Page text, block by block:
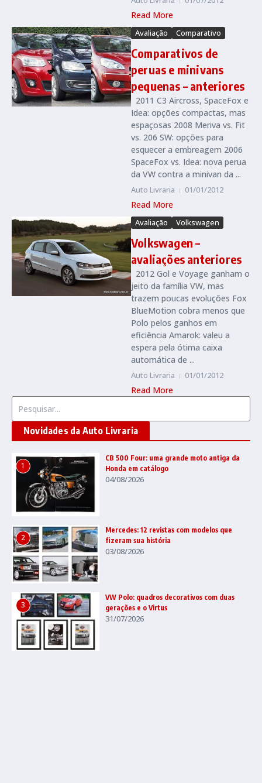
Read More
Avaliação Comparativo
Comparativos de
peruas e minivans
pequenas – anteriores
2011 C3 Aircross, SpaceFox e
Idea: opções compactas, mas
espaçosas 2008 Meriva vs. Fit
vs. 206 SW: opções para
esquecer a embreagem 2006
SpaceFox vs. Idea: nova perua
da VW contra a minivan da ...
Auto Livraria 01/01/2012
Read More
Avaliação Volkswagen
Volkswagen –
avaliações anteriores
2012 Gol e Voyage ganham o
jeito da família VW, mas
trazem poucas evoluções Fox
BlueMotion cobra menos que
Polo pelos ganhos em
eficiência Amarok: valeu a
espera pela ótima caixa
automática de ...
Auto Livraria 01/01/2012
Read More
Novidades da Auto Livraria
1
CB 500 Four: uma grande moto antiga da
Honda em catálogo
04/08/2026
2
Mercedes: 12 revistas com modelos que
fizeram sua história
03/08/2026
3
VW Polo: quadros decorativos com duas
gerações e o Virtus
31/07/2026